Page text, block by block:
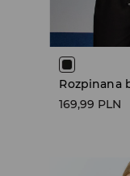
169,99 PLN